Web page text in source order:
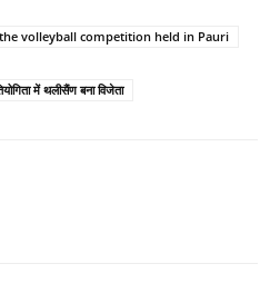
volleyball competition held in Pauri
में थलीसैंण बना विजेता